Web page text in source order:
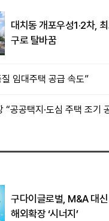
대치동 개포우성1·2차,
구로 탈바꿈
임대주택 공급 속도”
“공공택지·도심 주택 조기
구다이글로벌, M&A 대
해외확장 ‘시너지’